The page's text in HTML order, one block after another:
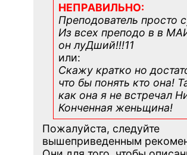
НЕПРАВИЛЬНО:
Преподователь просто
Из всех преподо в в
он луДший!!!11
или:
Скажу кратко но
что бы понять кто она!
как она я не встречал
Конченная женьщина!
Пожалуйста, следуйте
вышеприведенным